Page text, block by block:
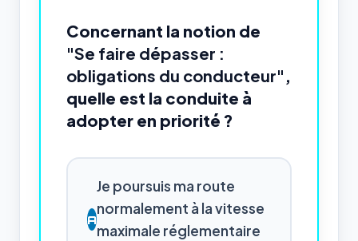
Concernant la notion de
"Se faire dépasser :
obligations du conducteur" ,
quelle est la conduite à
adopter en priorité ?
A
Je poursuis ma route
normalement à la vitesse
maximale réglementaire